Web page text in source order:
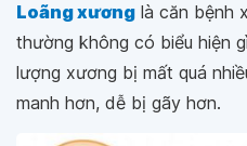
Loãng xương là căn bệnh
thường không có biểu hiện
lượng xương bị mất quá
manh hơn, dễ bị gãy hơn.